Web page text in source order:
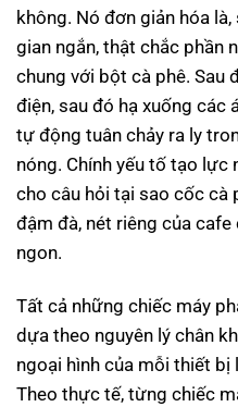
không. Nó đơn giản hóa
gian ngắn, thật chắc phần
chung với bột cà phê. Sau
điện, sau đó hạ xuống các
tự động tuân chảy ra ly
nóng. Chính yếu tố tạo lực
cho câu hỏi tại sao cốc cà
đậm đà, nét riêng của
ngon.
Tất cả những chiếc máy
dựa theo nguyên lý chân
ngoại hình của mỗi thiết bị
Theo thực tế, từng chiếc